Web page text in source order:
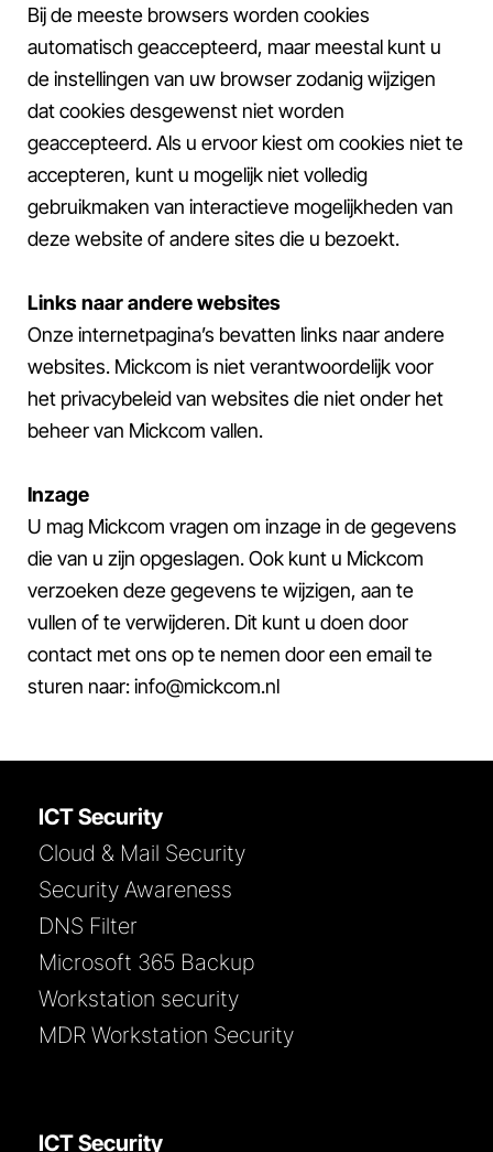
Bij de meeste browsers worden cookies
automatisch geaccepteerd, maar meestal kunt u
de instellingen van uw browser zodanig wijzigen
dat cookies desgewenst niet worden
geaccepteerd. Als u ervoor kiest om cookies niet te
accepteren, kunt u mogelijk niet volledig
gebruikmaken van interactieve mogelijkheden van
deze website of andere sites die u bezoekt.
Links naar andere websites
Onze internetpagina’s bevatten links naar andere
websites. Mickcom is niet verantwoordelijk voor
het privacybeleid van websites die niet onder het
beheer van Mickcom vallen.
Inzage
U mag Mickcom vragen om inzage in de gegevens
die van u zijn opgeslagen. Ook kunt u Mickcom
verzoeken deze gegevens te wijzigen, aan te
vullen of te verwijderen. Dit kunt u doen door
contact met ons op te nemen door een email te
sturen naar: info@mickcom.nl
ICT Security
Cloud & Mail Security
Security Awareness
DNS Filter
Microsoft 365 Backup
Workstation security
MDR Workstation Security
ICT Security